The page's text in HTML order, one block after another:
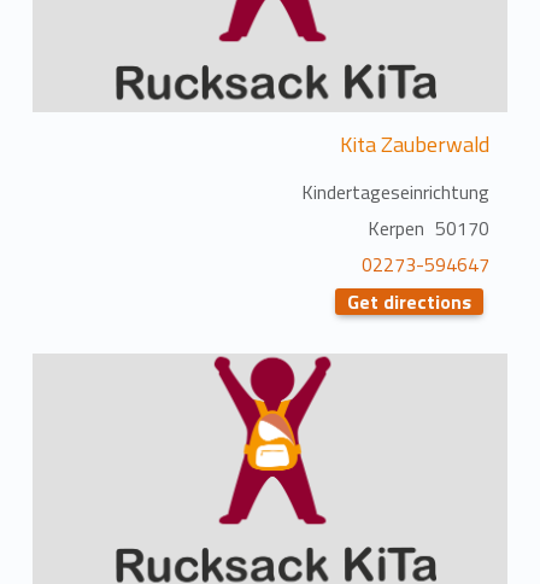
Kita Zauberwald
Kindertageseinrichtung
50170 Kerpen
02273-594647
Get directions